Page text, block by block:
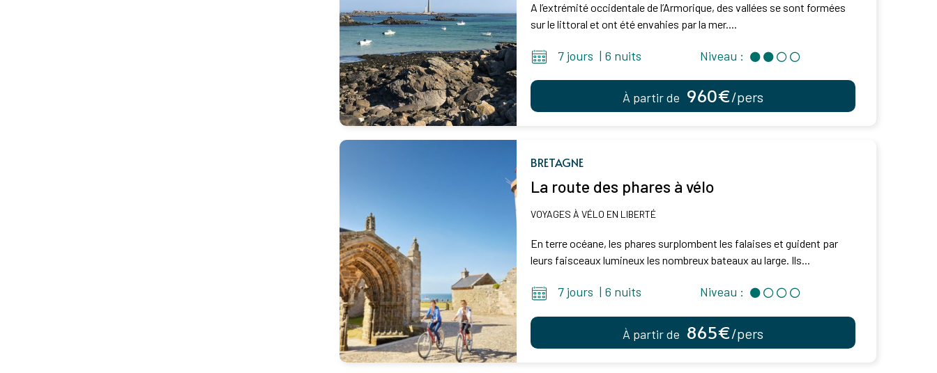
A l’extrémité occidentale de l’Armorique, des vallées se sont formées
sur le littoral et ont été envahies par la mer....
7 jours | 6 nuits Niveau :
À partir de 960€/pers
BRETAGNE
La route des phares à vélo
VOYAGES À VÉLO EN LIBERTÉ
En terre océane, les phares surplombent les falaises et guident par
leurs faisceaux lumineux les nombreux bateaux au large. Ils...
7 jours | 6 nuits Niveau :
À partir de 865€/pers